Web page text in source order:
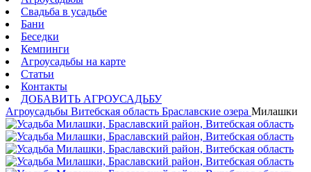
Свадьба в усадьбе
Бани
Беседки
Кемпинги
Агроусадьбы на карте
Статьи
Контакты
ДОБАВИТЬ АГРОУСАДЬБУ
Агроусадьбы Витебская область Браславские озера Милашки